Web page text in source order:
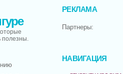
полезны.
РЕКЛАМА
Партнеры:
НАВИГАЦИЯ